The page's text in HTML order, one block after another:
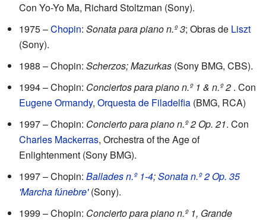
Con Yo-Yo Ma, Richard Stoltzman (Sony).
1975 –Chopin: Sonata para piano n.º 3; Obras de Liszt
(Sony).
1988 – Chopin: Scherzos; Mazurkas (Sony BMG, CBS).
1994 – Chopin: Conciertos para piano n.º 1 & n.º 2 . Con
Eugene Ormandy, Orquesta de Filadelfia (BMG, RCA)
1997 – Chopin: Concierto para piano n.º 2 Op. 21. Con
Charles Mackerras, Orchestra of the Age of
Enlightenment (Sony BMG).
1997 – Chopin: Ballades n.º 1-4;Sonata n.º 2 Op. 35
'Marcha fúnebre' (Sony).
1999 – Chopin: Concierto para piano n.º 1, Grande